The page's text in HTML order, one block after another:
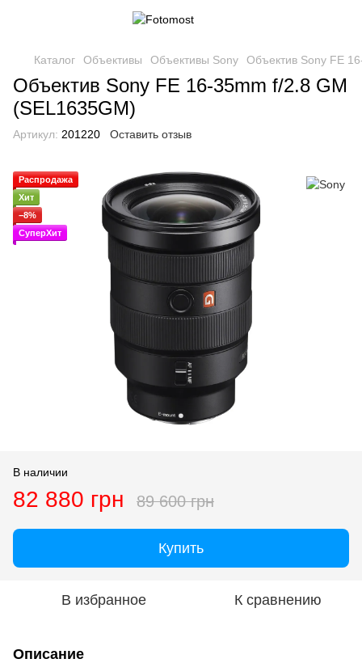
Каталог Объективы Объективы Sony Объектив Sony FE
Объектив Sony FE 16-35mm f/2.8 GM
(SEL1635GM)
Артикул: 201220 Оставить отзыв
Распродажа
Хит
−8%
СуперХит
В наличии
82 880 грн 89 600 грн
Купить
В избранное К сравнению
Описание